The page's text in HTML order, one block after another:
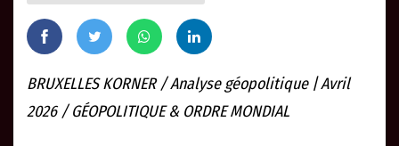
BRUXELLES KORNER​ / Analyse géopolitique | Avril
2026 / GÉOPOLITIQUE & ORDRE MONDIAL